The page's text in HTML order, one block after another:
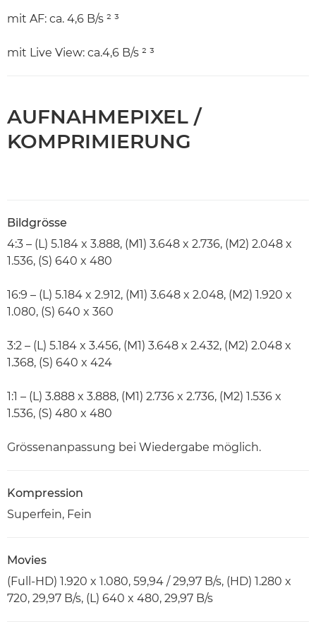
mit AF: ca. 4,6 B/s ² ³
mit Live View: ca.4,6 B/s ² ³
AUFNAHMEPIXEL /
KOMPRIMIERUNG
Bildgrösse
4:3 – (L) 5.184 x 3.888, (M1) 3.648 x 2.736, (M2) 2.048 x
1.536, (S) 640 x 480
16:9 – (L) 5.184 x 2.912, (M1) 3.648 x 2.048, (M2) 1.920 x
1.080, (S) 640 x 360
3:2 – (L) 5.184 x 3.456, (M1) 3.648 x 2.432, (M2) 2.048 x
1.368, (S) 640 x 424
1:1 – (L) 3.888 x 3.888, (M1) 2.736 x 2.736, (M2) 1.536 x
1.536, (S) 480 x 480
Grössenanpassung bei Wiedergabe möglich.
Kompression
Superfein, Fein
Movies
(Full-HD) 1.920 x 1.080, 59,94 / 29,97 B/s, (HD) 1.280 x
720, 29,97 B/s, (L) 640 x 480, 29,97 B/s